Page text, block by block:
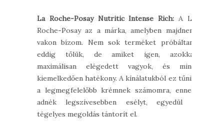
La Roche-Posay Nutritic Intense Rich: A La
Roche-Posay az a márka, amelyben majdnem
vakon bízom. Nem sok terméket próbáltam
eddig tőlük, de amiket igen, azokkal
maximálisan elégedett vagyok, és mind
kiemelkedően hatékony. A kínálatukból ez tűnik
a legmegfelelőbb krémnek számomra, ennek
adnék legszívesebben esélyt, egyedül a
tégelyes megoldás tántorít el.